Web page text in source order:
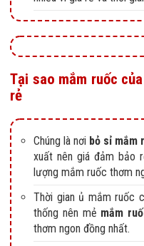
Tại sao mắm ruốc
rẻ
Chúng là nơi bỏ sỉ mắm
xuất nên giá đảm bảo
lượng mắm ruốc thơm
Thời gian ủ mắm ruốc
thống nên mẻ mắm
thơm ngon đồng nhất.